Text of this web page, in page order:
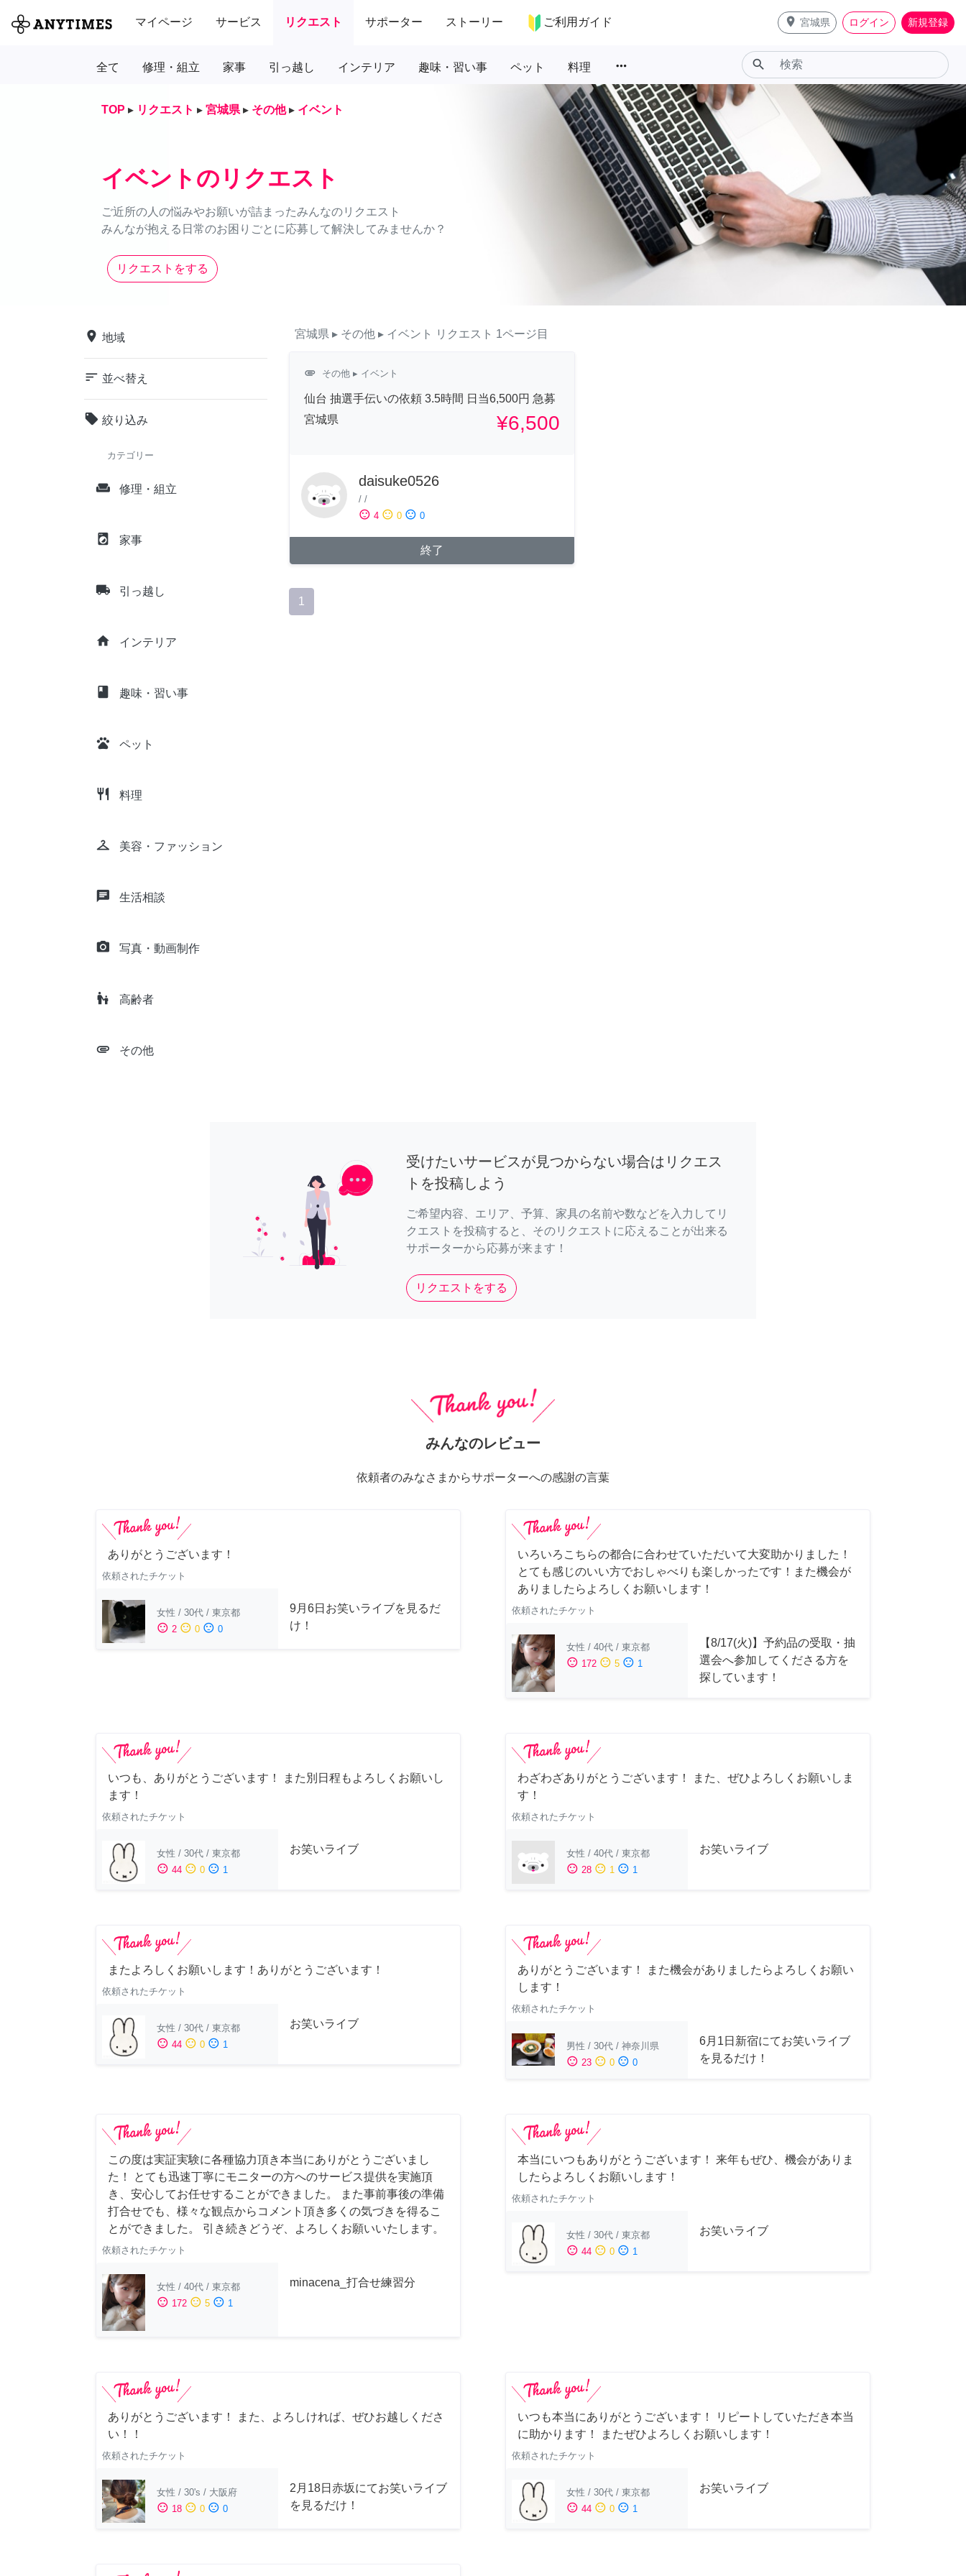
マイページ サービス リクエスト サポーター ストーリー ご利用ガイド place 宮城県 ログイン 新規登録
全て 修理・組立 家事 引っ越し インテリア 趣味・習い事 ペット 料理 more_horiz search
TOP ▸ リクエスト ▸ 宮城県 ▸ その他 ▸ イベント
イベントのリクエスト
ご近所の人の悩みやお願いが詰まったみんなのリクエスト
みんなが抱える日常のお困りごとに応募して解決してみませんか？
リクエストをする
place 地域
sort 並べ替え
local_offer 絞り込み
カテゴリー
weekend 修理・組立
local_laundry_service 家事
local_shipping 引っ越し
home インテリア
class 趣味・習い事
pets ペット
restaurant 料理
checkroom 美容・ファッション
chat 生活相談
camera_alt 写真・動画制作
escalator_warning 高齢者
attachment その他
宮城県 ▸ その他 ▸ イベント リクエスト 1ページ目
attachment その他 ▸ イベント
仙台 抽選手伝いの依頼 3.5時間 日当6,500円 急募
宮城県
¥6,500
daisuke0526
/ /
sentiment_satisfied 4 sentiment_neutral 0 sentiment_dissatisfied 0
終了
1
受けたいサービスが見つからない場合はリクエス
トを投稿しよう
ご希望内容、エリア、予算、家具の名前や数などを入力してリ
クエストを投稿すると、そのリクエストに応えることが出来る
サポーターから応募が来ます！
リクエストをする
みんなのレビュー
依頼者のみなさまからサポーターへの感謝の言葉
ありがとうございます！
依頼されたチケット
女性 / 30代 / 東京都
sentiment_satisfied 2 sentiment_neutral 0 sentiment_dissatisfied 0
9月6日お笑いライブを見るだ
け！
いろいろこちらの都合に合わせていただいて大変助かりました！
とても感じのいい方でおしゃべりも楽しかったです！また機会が
ありましたらよろしくお願いします！
依頼されたチケット
女性 / 40代 / 東京都
sentiment_satisfied 172 sentiment_neutral 5 sentiment_dissatisfied 1
【8/17(火)】予約品の受取・抽
選会へ参加してくださる方を
探しています！
いつも、ありがとうございます！ また別日程もよろしくお願いし
ます！
依頼されたチケット
女性 / 30代 / 東京都
sentiment_satisfied 44 sentiment_neutral 0 sentiment_dissatisfied 1
お笑いライブ
わざわざありがとうございます！ また、ぜひよろしくお願いしま
す！
依頼されたチケット
女性 / 40代 / 東京都
sentiment_satisfied 28 sentiment_neutral 1 sentiment_dissatisfied 1
お笑いライブ
またよろしくお願いします！ありがとうございます！
依頼されたチケット
女性 / 30代 / 東京都
sentiment_satisfied 44 sentiment_neutral 0 sentiment_dissatisfied 1
お笑いライブ
ありがとうございます！ また機会がありましたらよろしくお願い
します！
依頼されたチケット
男性 / 30代 / 神奈川県
sentiment_satisfied 23 sentiment_neutral 0 sentiment_dissatisfied 0
6月1日新宿にてお笑いライブ
を見るだけ！
この度は実証実験に各種協力頂き本当にありがとうございまし
た！ とても迅速丁寧にモニターの方へのサービス提供を実施頂
き、安心してお任せすることができました。 また事前事後の準備
打合せでも、様々な観点からコメント頂き多くの気づきを得るこ
とができました。 引き続きどうぞ、よろしくお願いいたします。
依頼されたチケット
女性 / 40代 / 東京都
sentiment_satisfied 172 sentiment_neutral 5 sentiment_dissatisfied 1
minacena_打合せ練習分
本当にいつもありがとうございます！ 来年もぜひ、機会がありま
したらよろしくお願いします！
依頼されたチケット
女性 / 30代 / 東京都
sentiment_satisfied 44 sentiment_neutral 0 sentiment_dissatisfied 1
お笑いライブ
ありがとうございます！ また、よろしければ、ぜひお越しくださ
い！！
依頼されたチケット
女性 / 30's / 大阪府
sentiment_satisfied 18 sentiment_neutral 0 sentiment_dissatisfied 0
2月18日赤坂にてお笑いライブ
を見るだけ！
いつも本当にありがとうございます！ リピートしていただき本当
に助かります！ またぜひよろしくお願いします！
依頼されたチケット
女性 / 30代 / 東京都
sentiment_satisfied 44 sentiment_neutral 0 sentiment_dissatisfied 1
お笑いライブ